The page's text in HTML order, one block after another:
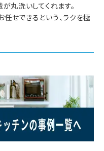
丸洗いしてくれます。
せできるという、ラクを極